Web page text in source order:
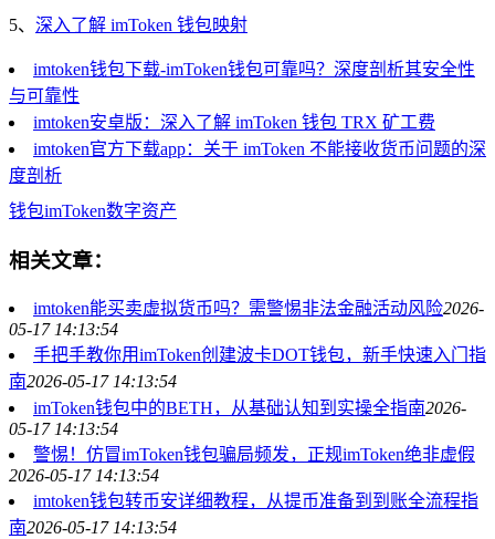
5、 深入了解 imToken 钱包映射
imtoken钱包下载-imToken钱包可靠吗？深度剖析其安全性
与可靠性
imtoken安卓版：深入了解 imToken 钱包 TRX 矿工费
imtoken官方下载app：关于 imToken 不能接收货币问题的深
度剖析
钱包imToken数字资产
相关文章：
imtoken能买卖虚拟货币吗？需警惕非法金融活动风险2026-
05-17 14:13:54
手把手教你用imToken创建波卡DOT钱包，新手快速入门指
南2026-05-17 14:13:54
imToken钱包中的BETH，从基础认知到实操全指南2026-
05-17 14:13:54
警惕！仿冒imToken钱包骗局频发，正规imToken绝非虚假
2026-05-17 14:13:54
imtoken钱包转币安详细教程，从提币准备到到账全流程指
南2026-05-17 14:13:54